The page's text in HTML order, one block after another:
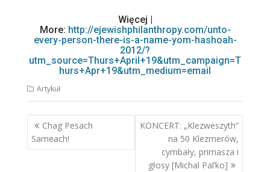
Więcej |
More: http://ejewishphilanthropy.com/unto-
every-person-there-is-a-name-yom-hashoah-
2012/?
utm_source=Thurs+April+19&utm_campaign=T
hurs+Apr+19&utm_medium=email
Artykuł
Nawigacja
wpisu
Chag Pesach
Sameach!
KONCERT: „Klezweszyth”
na 50 Klezmerów,
cymbały, primasza i
głosy [Michal Pal’ko]